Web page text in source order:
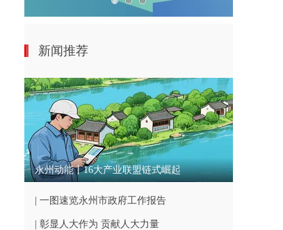
新闻推荐
永州动能丨16大产业联盟链式崛起
| 一图速览永州市政府工作报告
| 彰显人大作为 贡献人大力量